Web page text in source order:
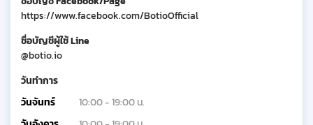
https://www.facebook.com/BotioOfficial
ชื่อบัญชีผู้ใช้ Line
@botio.io
วันทำการ
วันจันทร์
10:00 - 19:00 น.